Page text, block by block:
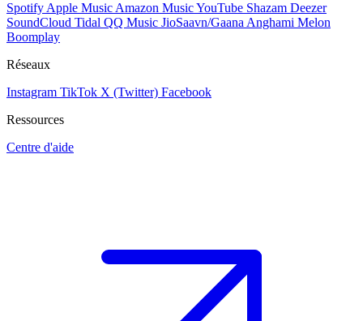
Spotify Apple Music Amazon MusicYouTube Shazam Deezer
SoundCloud Tidal QQ Music JioSaavn/Gaana Anghami Melon
Boomplay
Réseaux
Instagram TikTok X (Twitter) Facebook
Ressources
Centre d'aide